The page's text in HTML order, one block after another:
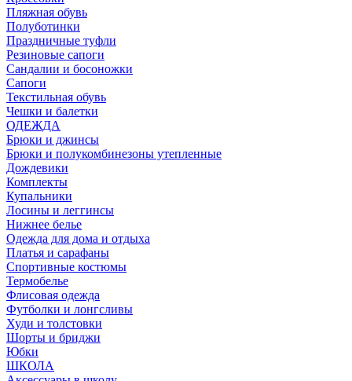
Пляжная обувь
Полуботинки
Праздничные туфли
Резиновые сапоги
Сандалии и босоножки
Сапоги
Текстильная обувь
Чешки и балетки
ОДЕЖДА
Брюки и джинсы
Брюки и полукомбинезоны утепленные
Дождевики
Комплекты
Купальники
Лосины и леггинсы
Нижнее белье
Одежда для дома и отдыха
Платья и сарафаны
Спортивные костюмы
Термобелье
Флисовая одежда
Футболки и лонгсливы
Худи и толстовки
Шорты и бриджи
Юбки
ШКОЛА